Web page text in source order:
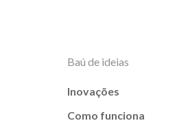
Baú de ideias
Inovações
Como funciona